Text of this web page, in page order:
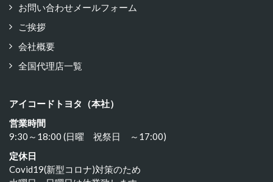
お問い合わせメールフォーム
ご挨拶
会社概要
全国代理店一覧
アイコードトヨタ（本社）
営業時間
9:30～18:00 (日曜 祝祭日 ～17:00)
定休日
Covid19(新型コロナ)対策のため